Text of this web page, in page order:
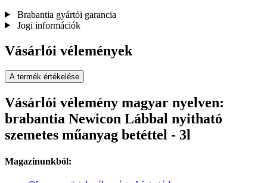
Brabantia gyártói garancia
Jogi információk
Vásárlói vélemények
A termék értékelése
Vásárlói vélemény magyar nyelven:
brabantia Newicon Lábbal nyitható
szemetes műanyag betéttel - 3l
Magazinunkból: